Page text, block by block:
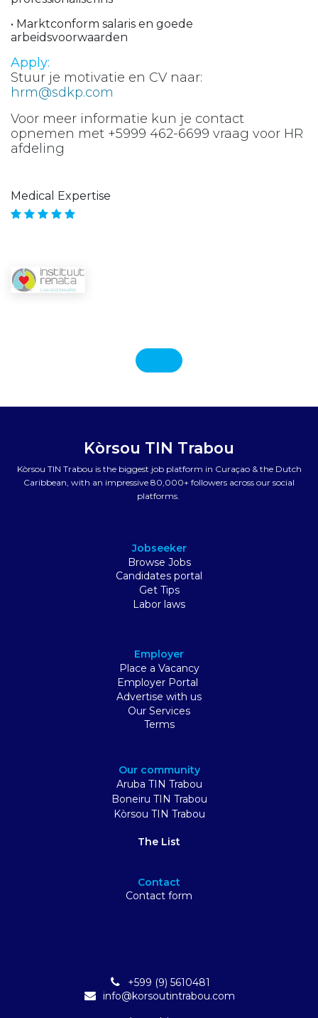
• Marktconform salaris en goede
arbeidsvoorwaarden
Apply:
Stuur je motivatie en CV naar:
hrm@sdkp.com
Voor meer informatie kun je contact
opnemen met +5999 462-6699 vraag voor HR
afdeling
Medical Expertise
Kòrsou TIN Trabou
Kòrsou TIN Trabou is the biggest job platform in Curaçao & the Dutch
Caribbean, with an impressive 80,000+ followers across our social
platforms.
Jobseeker
Browse Jobs
Candidates portal
Get Tips
Labor laws
Employer
Place a Vacancy
Employer Portal
Advertise with us
Our Services
Terms
Our community
Aruba TIN Trabou
Boneiru TIN Trabou
Kòrsou TIN Trabou
The List
Contact
Contact form
+599 (9) 5610481
info@korsoutintrabou.com